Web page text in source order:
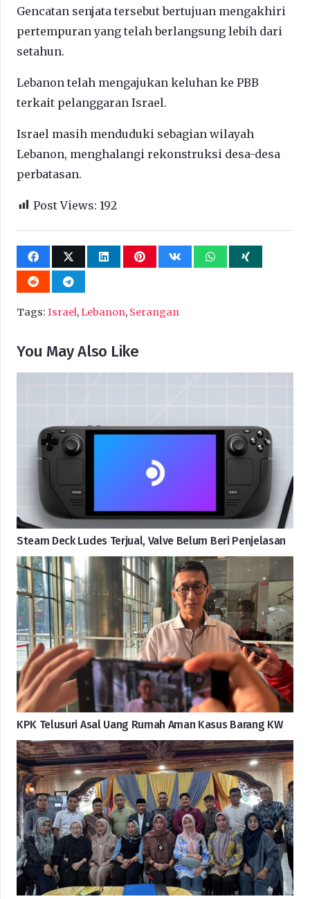
Gencatan senjata tersebut bertujuan mengakhiri
pertempuran yang telah berlangsung lebih dari
setahun.
Lebanon telah mengajukan keluhan ke PBB
terkait pelanggaran Israel.
Israel masih menduduki sebagian wilayah
Lebanon, menghalangi rekonstruksi desa-desa
perbatasan.
Post Views: 192
Tags: Israel,Lebanon, Serangan
You May Also Like
Steam Deck Ludes Terjual, Valve Belum Beri Penjelasan
KPK Telusuri Asal Uang Rumah Aman Kasus Barang KW